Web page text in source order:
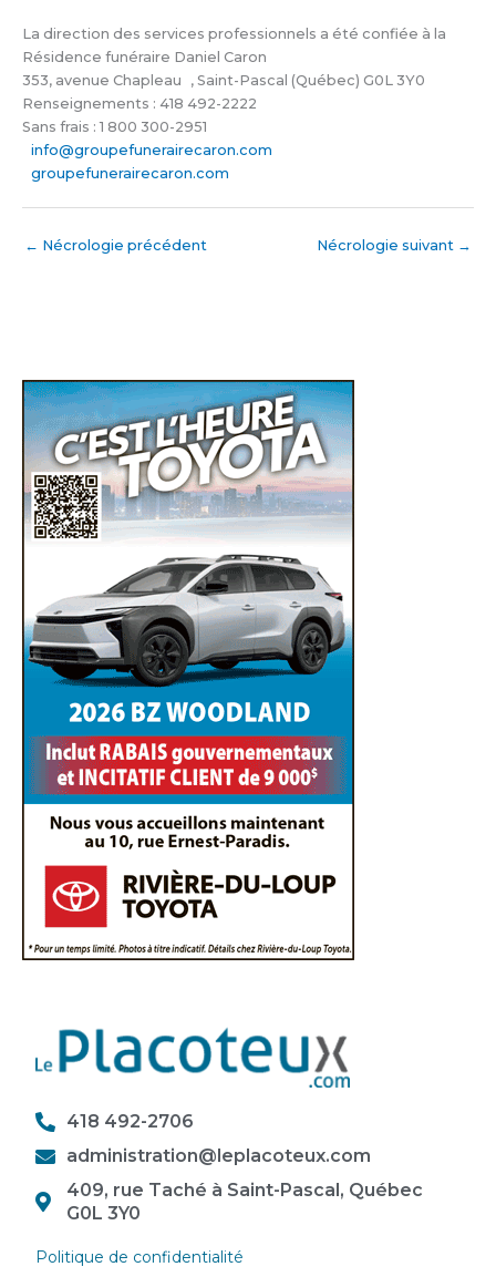
La direction des services professionnels a été confiée à la
Résidence funéraire Daniel Caron
353, avenue Chapleau , Saint-Pascal (Québec) G0L 3Y0
Renseignements : 418 492-2222
Sans frais : 1 800 300-2951
info@groupefunerairecaron.com
groupefunerairecaron.com
← Nécrologie précédent Nécrologie suivant →
418 492-2706
administration@leplacoteux.com
409, rue Taché à Saint-Pascal, Québec
G0L 3Y0
Politique de confidentialité